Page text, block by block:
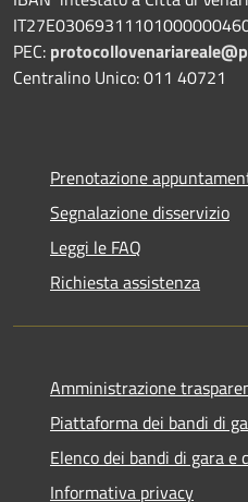
PEC:
Centralino Unico: 011 40721
Prenotazione
Segnalazione disservizio
Leggi le FAQ
Richiesta assistenza
Amministrazione
Piattaforma dei bandi di
Elenco dei bandi di gara e
Informativa privacy